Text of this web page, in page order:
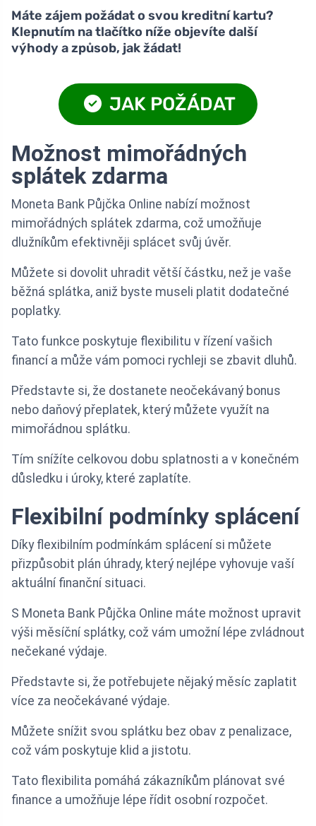
Máte zájem požádat o svou kreditní kartu?
Klepnutím na tlačítko níže objevíte další
výhody a způsob, jak žádat!
JAK POŽÁDAT
Možnost mimořádných
splátek zdarma
Moneta Bank Půjčka Online nabízí možnost
mimořádných splátek zdarma, což umožňuje
dlužníkům efektivněji splácet svůj úvěr.
Můžete si dovolit uhradit větší částku, než je vaše
běžná splátka, aniž byste museli platit dodatečné
poplatky.
Tato funkce poskytuje flexibilitu v řízení vašich
financí a může vám pomoci rychleji se zbavit dluhů.
Představte si, že dostanete neočekávaný bonus
nebo daňový přeplatek, který můžete využít na
mimořádnou splátku.
Tím snížíte celkovou dobu splatnosti a v konečném
důsledku i úroky, které zaplatíte.
Flexibilní podmínky splácení
Díky flexibilním podmínkám splácení si můžete
přizpůsobit plán úhrady, který nejlépe vyhovuje vaší
aktuální finanční situaci.
S Moneta Bank Půjčka Online máte možnost upravit
výši měsíční splátky, což vám umožní lépe zvládnout
nečekané výdaje.
Představte si, že potřebujete nějaký měsíc zaplatit
více za neočekávané výdaje.
Můžete snížit svou splátku bez obav z penalizace,
což vám poskytuje klid a jistotu.
Tato flexibilita pomáhá zákazníkům plánovat své
finance a umožňuje lépe řídit osobní rozpočet.